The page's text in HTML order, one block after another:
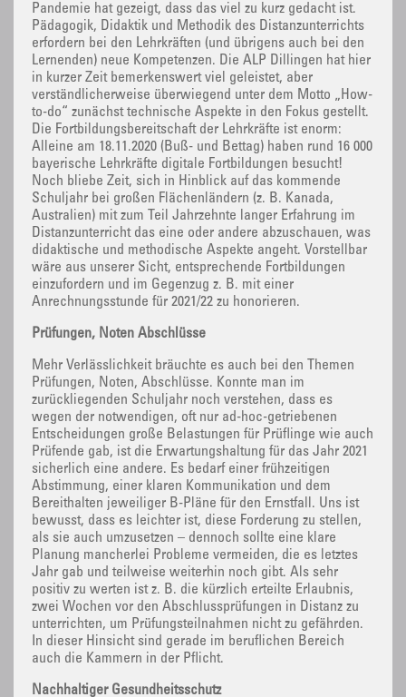
Pandemie hat gezeigt, dass das viel zu kurz gedacht ist.
Pädagogik, Didaktik und Methodik des Distanzunterrichts
erfordern bei den Lehrkräften (und übrigens auch bei den
Lernenden) neue Kompetenzen. Die ALP Dillingen hat hier
in kurzer Zeit bemerkenswert viel geleistet, aber
verständlicherweise überwiegend unter dem Motto „How-
to-do“ zunächst technische Aspekte in den Fokus gestellt.
Die Fortbildungsbereitschaft der Lehrkräfte ist enorm:
Alleine am 18.11.2020 (Buß- und Bettag) haben rund 16 000
bayerische Lehrkräfte digitale Fortbildungen besucht!
Noch bliebe Zeit, sich in Hinblick auf das kommende
Schuljahr bei großen Flächenländern (z. B. Kanada,
Australien) mit zum Teil Jahrzehnte langer Erfahrung im
Distanzunterricht das eine oder andere abzuschauen, was
didaktische und methodische Aspekte angeht. Vorstellbar
wäre aus unserer Sicht, entsprechende Fortbildungen
einzufordern und im Gegenzug z. B. mit einer
Anrechnungsstunde für 2021/22 zu honorieren.
Prüfungen, Noten Abschlüsse
Mehr Verlässlichkeit bräuchte es auch bei den Themen
Prüfungen, Noten, Abschlüsse. Konnte man im
zurückliegenden Schuljahr noch verstehen, dass es
wegen der notwendigen, oft nur ad-hoc-getriebenen
Entscheidungen große Belastungen für Prüflinge wie auch
Prüfende gab, ist die Erwartungshaltung für das Jahr 2021
sicherlich eine andere. Es bedarf einer frühzeitigen
Abstimmung, einer klaren Kommunikation und dem
Bereithalten jeweiliger B-Pläne für den Ernstfall. Uns ist
bewusst, dass es leichter ist, diese Forderung zu stellen,
als sie auch umzusetzen – dennoch sollte eine klare
Planung mancherlei Probleme vermeiden, die es letztes
Jahr gab und teilweise weiterhin noch gibt. Als sehr
positiv zu werten ist z. B. die kürzlich erteilte Erlaubnis,
zwei Wochen vor den Abschlussprüfungen in Distanz zu
unterrichten, um Prüfungsteilnahmen nicht zu gefährden.
In dieser Hinsicht sind gerade im beruflichen Bereich
auch die Kammern in der Pflicht.
Nachhaltiger Gesundheitsschutz